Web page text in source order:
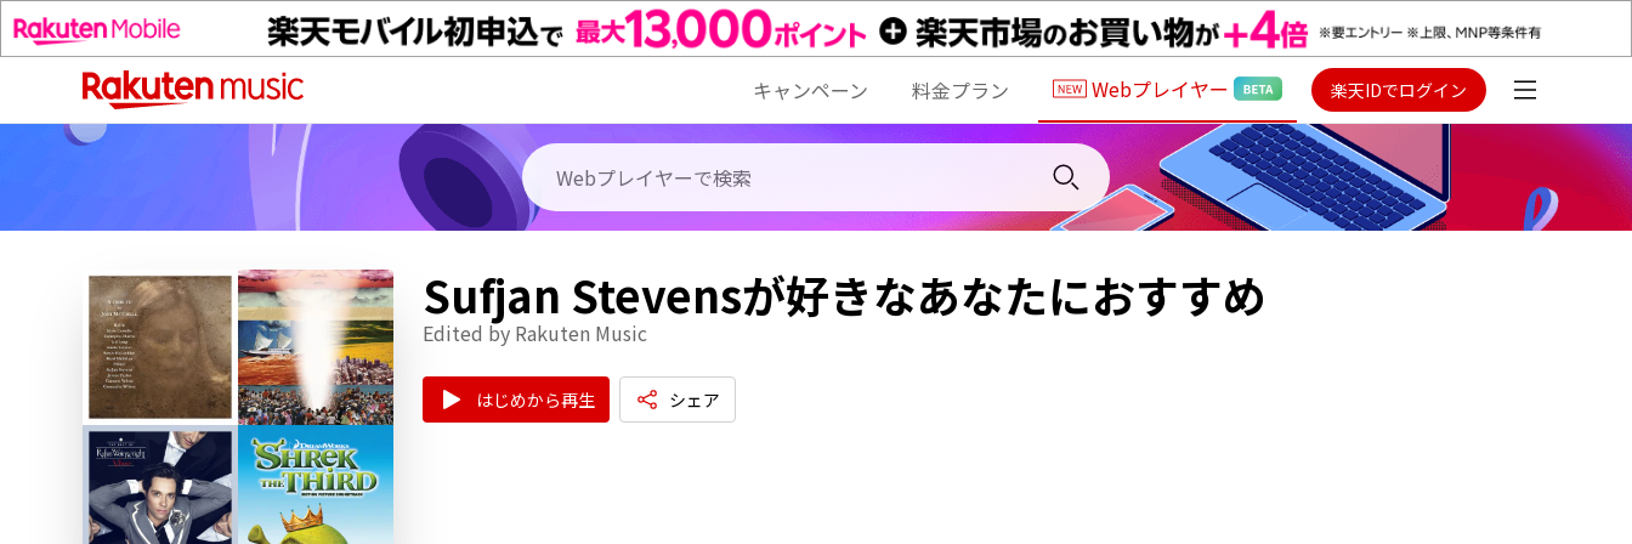
キャンペーン 料金プラン Webプレイヤー 楽天IDでログイン
Sufjan Stevensが好きなあなたにおすすめ
Edited by Rakuten Music
はじめから再生 シェア